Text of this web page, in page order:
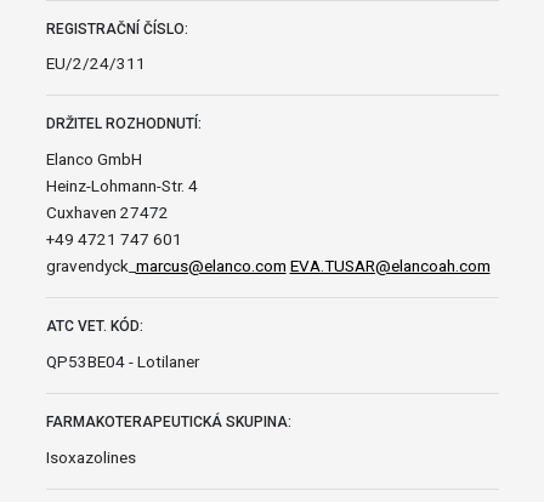
REGISTRAČNÍ ČÍSLO:
EU/2/24/311
DRŽITEL ROZHODNUTÍ:
Elanco GmbH
Heinz-Lohmann-Str. 4
Cuxhaven 27472
+49 4721 747 601
gravendyck_ marcus@elanco.com EVA.TUSAR@elancoah.com
ATC VET. KÓD:
QP53BE04 - Lotilaner
FARMAKOTERAPEUTICKÁ SKUPINA:
Isoxazolines